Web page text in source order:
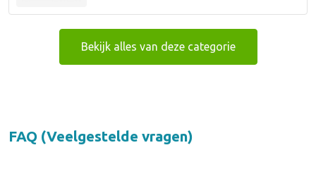
Bekijk alles van deze categorie
FAQ (Veelgestelde vragen)